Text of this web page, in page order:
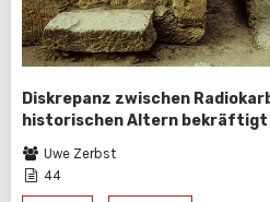
Diskrepanz zwischen
historischen Altern bekräftigt
Uwe Zerbst
44